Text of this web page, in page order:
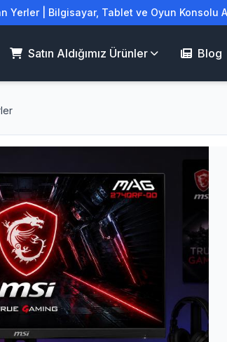
Yerler | Bilgisayar, Tablet ve Oyun Konsolu
Satın Aldığımız Ürünler Blog